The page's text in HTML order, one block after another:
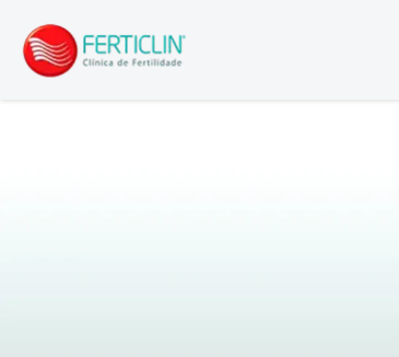
Logo Ferticlin - ir para a página inicial do site